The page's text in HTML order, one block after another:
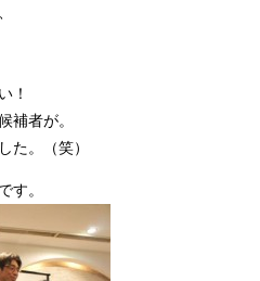
！
補者が。
た。（笑）
す。